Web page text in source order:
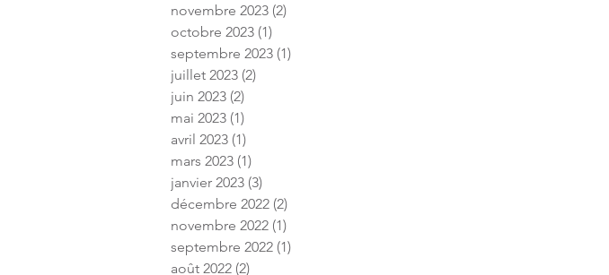
novembre 2023 (2)
octobre 2023 (1)
septembre 2023 (1)
juillet 2023 (2)
juin 2023 (2)
mai 2023 (1)
avril 2023 (1)
mars 2023 (1)
janvier 2023 (3)
décembre 2022 (2)
novembre 2022 (1)
septembre 2022 (1)
août 2022 (2)